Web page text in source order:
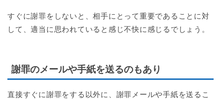
すぐに謝罪をしないと、相手にとって重要であることに対
して、適当に思われていると感じ不快に感じるでしょう。
謝罪のメールや手紙を送るのもあり
直接すぐに謝罪をする以外に、謝罪メールや手紙を送るこ